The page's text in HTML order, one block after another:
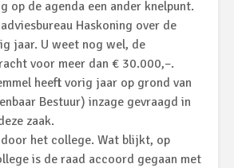
op de agenda een ander knelpunt.
Haskoning over de
jaar. U weet nog wel, de
voor meer dan € 30.000,–.
heeft vorig jaar op grond van
Bestuur) inzage gevraagd in
zaak.
het college. Wat blijkt, op
is de raad accoord gegaan met